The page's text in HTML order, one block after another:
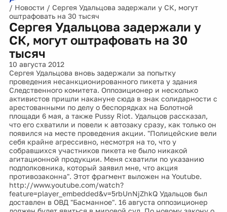
/ Новости / Сергея Удальцова задержали у СК, могут
оштрафовать на 30 тысяч
Сергея Удальцова задержали у
СК, могут оштрафовать на 30
тысяч
10 августа 2012
Сергея Удальцова вновь задержали за попытку
проведения несанкционированного пикета у здания
Следственного комитета. Оппозиционер и несколько
активистов пришли накануне сюда в знак солидарности с
арестованными по делу о беспорядках на Болотной
площади 6 мая, а также Pussy Riot. Удальцов рассказал,
что его схватили и повели к автозаку сразу, как только он
появился на месте проведения акции. "Полицейские вели
себя крайне агрессивно, несмотря на то, что у
собравшихся участников пикета не было никакой
агитационной продукции. Меня схватили по указанию
подполковника, который заявил мне, что акция
противозаконна". Этот фрагмент выложен на Youtube.
http://www.youtube.com/watch?
feature=player_embedded&v=5rbUnNjZhkQ Удальцов был
доставлен в ОВД "Басманное". 16 августа оппозиционер